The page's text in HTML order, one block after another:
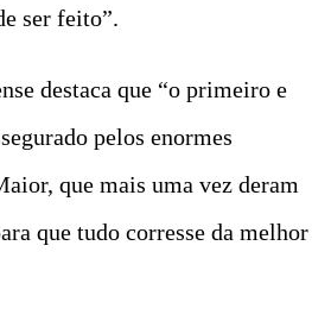
ser feito”.
destaca que “o primeiro e
pelos enormes
que mais uma vez deram
que tudo corresse da melhor